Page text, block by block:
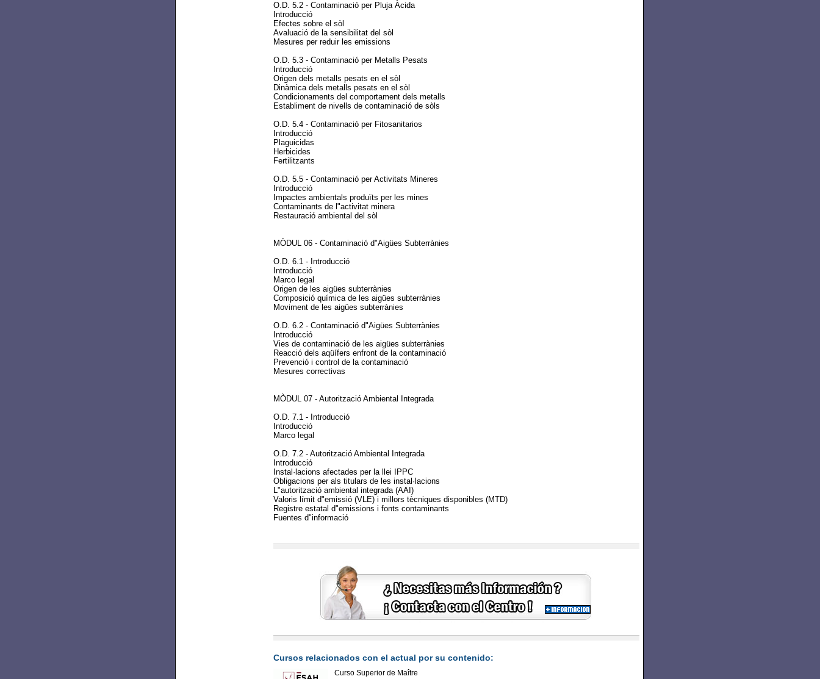
O.D. 5.2 - Contaminació per Pluja Àcida
Introducció
Efectes sobre el sòl
Avaluació de la sensibilitat del sòl
Mesures per reduir les emissions
O.D. 5.3 - Contaminació per Metalls Pesats
Introducció
Origen dels metalls pesats en el sòl
Dinàmica dels metalls pesats en el sòl
Condicionaments del comportament dels metalls
Establiment de nivells de contaminació de sòls
O.D. 5.4 - Contaminació per Fitosanitarios
Introducció
Plaguicidas
Herbicides
Fertilitzants
O.D. 5.5 - Contaminació per Activitats Mineres
Introducció
Impactes ambientals produïts per les mines
Contaminants de l"activitat minera
Restauració ambiental del sòl
MÒDUL 06 - Contaminació d"Aigües Subterrànies
O.D. 6.1 - Introducció
Introducció
Marco legal
Origen de les aigües subterrànies
Composició química de les aigües subterrànies
Moviment de les aigües subterrànies
O.D. 6.2 - Contaminació d"Aigües Subterrànies
Introducció
Vies de contaminació de les aigües subterrànies
Reacció dels aqüífers enfront de la contaminació
Prevenció i control de la contaminació
Mesures correctivas
MÒDUL 07 - Autorització Ambiental Integrada
O.D. 7.1 - Introducció
Introducció
Marco legal
O.D. 7.2 - Autorització Ambiental Integrada
Introducció
Instal·lacions afectades per la llei IPPC
Obligacions per als titulars de les instal·lacions
L"autorització ambiental integrada (AAI)
Valoris límit d"emissió (VLE) i millors tècniques disponibles (MTD)
Registre estatal d"emissions i fonts contaminants
Fuentes d"informació
Cursos relacionados con el actual por su contenido:
Curso Superior de Maître